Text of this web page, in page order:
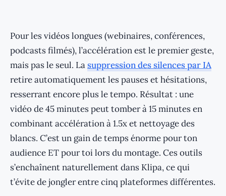
Pour les vidéos longues (webinaires, conférences,
podcasts filmés), l’accélération est le premier geste,
mais pas le seul. Lasuppression des silences par IA
retire automatiquement les pauses et hésitations,
resserrant encore plus le tempo. Résultat : une
vidéo de 45 minutes peut tomber à 15 minutes en
combinant accélération à 1.5x et nettoyage des
blancs. C’est un gain de temps énorme pour ton
audience ET pour toi lors du montage. Ces outils
s’enchaînent naturellement dans Klipa, ce qui
t’évite de jongler entre cinq plateformes différentes.